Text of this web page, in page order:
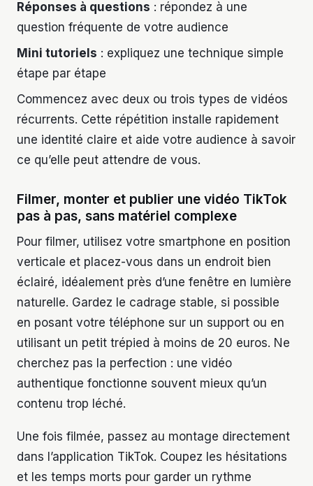
Réponses à questions : répondez à une
question fréquente de votre audience
Mini tutoriels : expliquez une technique simple
étape par étape
Commencez avec deux ou trois types de vidéos
récurrents. Cette répétition installe rapidement
une identité claire et aide votre audience à savoir
ce qu’elle peut attendre de vous.
Filmer, monter et publier une vidéo TikTok
pas à pas, sans matériel complexe
Pour filmer, utilisez votre smartphone en position
verticale et placez-vous dans un endroit bien
éclairé, idéalement près d’une fenêtre en lumière
naturelle. Gardez le cadrage stable, si possible
en posant votre téléphone sur un support ou en
utilisant un petit trépied à moins de 20 euros. Ne
cherchez pas la perfection : une vidéo
authentique fonctionne souvent mieux qu’un
contenu trop léché.
Une fois filmée, passez au montage directement
dans l’application TikTok. Coupez les hésitations
et les temps morts pour garder un rythme